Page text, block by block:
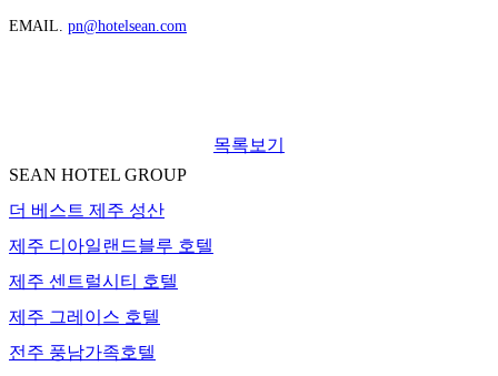
EMAIL. pn@hotelsean.com
목록보기
SEAN HOTEL GROUP
더 베스트 제주 성산
제주 디아일랜드블루 호텔
제주 센트럴시티 호텔
제주 그레이스 호텔
전주 풍남가족호텔